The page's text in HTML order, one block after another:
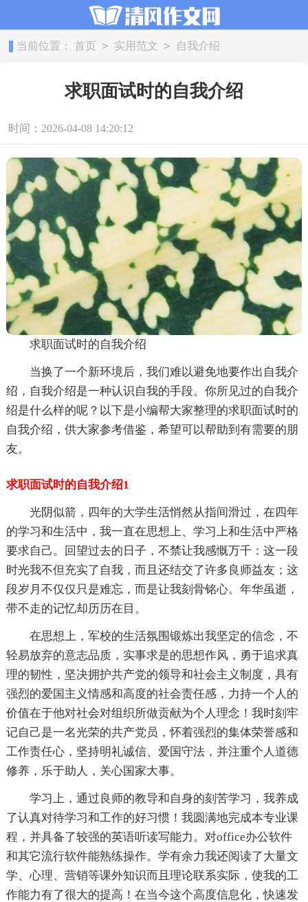
当前位置： 首页 > 实用范文 > 自我介绍
求职面试时的自我介绍
时间：2026-04-08 14:20:12
求职面试时的自我介绍
当换了一个新环境后，我们难以避免地要作出自我介
绍，自我介绍是一种认识自我的手段。你所见过的自我介
绍是什么样的呢？以下是小编帮大家整理的求职面试时的
自我介绍，供大家参考借鉴，希望可以帮助到有需要的朋
友。
求职面试时的自我介绍1
光阴似箭，四年的大学生活悄然从指间滑过，在四年
的学习和生活中，我一直在思想上、学习上和生活中严格
要求自己。回望过去的日子，不禁让我感慨万千：这一段
时光我不但充实了自我，而且还结交了许多良师益友；这
段岁月不仅仅只是难忘，而是让我刻骨铭心。年华虽逝，
带不走的记忆却历历在目。
在思想上，军校的生活氛围锻炼出我坚定的信念，不
轻易放弃的意志品质，实事求是的思想作风，勇于追求真
理的韧性，坚决拥护共产党的领导和社会主义制度，具有
强烈的爱国主义情感和高度的社会责任感，力持一个人的
价值在于他对社会对组织所做贡献为个人理念！我时刻牢
记自己是一名光荣的共产党员，怀着强烈的集体荣誉感和
工作责任心，坚持明礼诚信、爱国守法，并注重个人道德
修养，乐于助人，关心国家大事。
学习上，通过良师的教导和自身的刻苦学习，我养成
了认真对待学习和工作的好习惯！我圆满地完成本专业课
程，并具备了较强的英语听读写能力。对office办公软件
和其它流行软件能熟练操作。学有余力我还阅读了大量文
学、心理、营销等课外知识而且理论联系实际，使我的工
作能力有了很大的提高！在当今这个高度信息化，快速发